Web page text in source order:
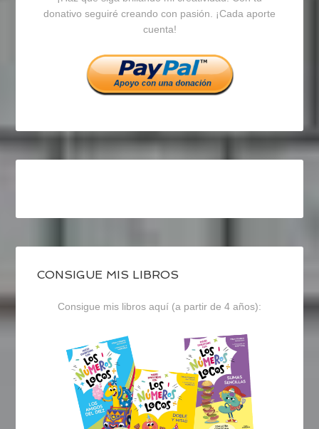
en
Facebook
en
Twitter
en
Instagram
donativo seguiré creando con pasión. ¡Cada aporte
cuenta!
CONSIGUE MIS LIBROS
Consigue mis libros aquí (a partir de 4 años):